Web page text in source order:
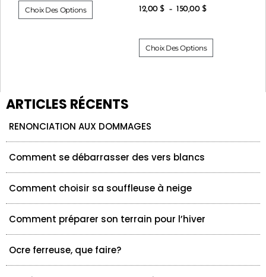
Choix Des Options 12,00$ – 150,00 $
Choix Des Options
ARTICLES RÉCENTS
RENONCIATION AUX DOMMAGES
Comment se débarrasser des vers blancs
Comment choisir sa souffleuse à neige
Comment préparer son terrain pour l’hiver
Ocre ferreuse, que faire?